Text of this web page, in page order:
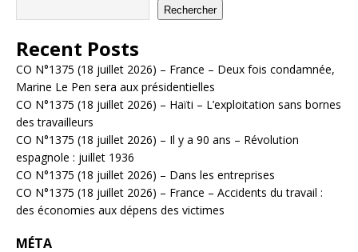
Rechercher
Recent Posts
CO N°1375 (18 juillet 2026) – France – Deux fois condamnée,
Marine Le Pen sera aux présidentielles
CO N°1375 (18 juillet 2026) – Haïti – L’exploitation sans bornes
des travailleurs
CO N°1375 (18 juillet 2026) – Il y a 90 ans – Révolution
espagnole : juillet 1936
CO N°1375 (18 juillet 2026) – Dans les entreprises
CO N°1375 (18 juillet 2026) – France – Accidents du travail :
des économies aux dépens des victimes
MÉTA